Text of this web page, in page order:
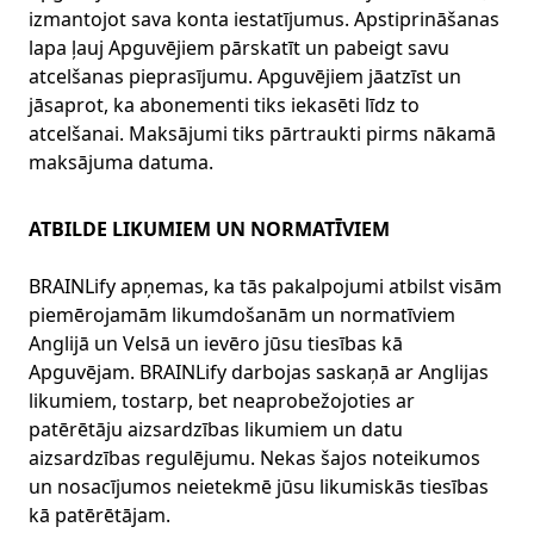
izmantojot sava konta iestatījumus. Apstiprināšanas
lapa ļauj Apguvējiem pārskatīt un pabeigt savu
atcelšanas pieprasījumu. Apguvējiem jāatzīst un
jāsaprot, ka abonementi tiks iekasēti līdz to
atcelšanai. Maksājumi tiks pārtraukti pirms nākamā
maksājuma datuma.
ATBILDE LIKUMIEM UN NORMATĪVIEM
BRAINLify apņemas, ka tās pakalpojumi atbilst visām
piemērojamām likumdošanām un normatīviem
Anglijā un Velsā un ievēro jūsu tiesības kā
Apguvējam. BRAINLify darbojas saskaņā ar Anglijas
likumiem, tostarp, bet neaprobežojoties ar
patērētāju aizsardzības likumiem un datu
aizsardzības regulējumu. Nekas šajos noteikumos
un nosacījumos neietekmē jūsu likumiskās tiesības
kā patērētājam.